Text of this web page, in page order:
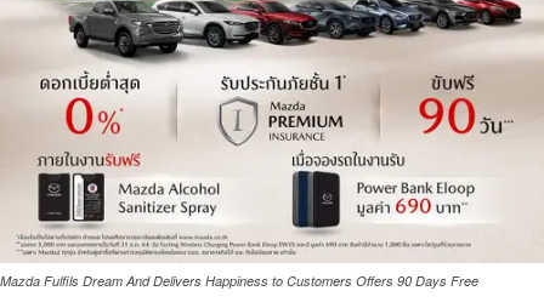
Mazda Fulfils Dream And Delivers Happiness to Customers Offers 90 Days Free